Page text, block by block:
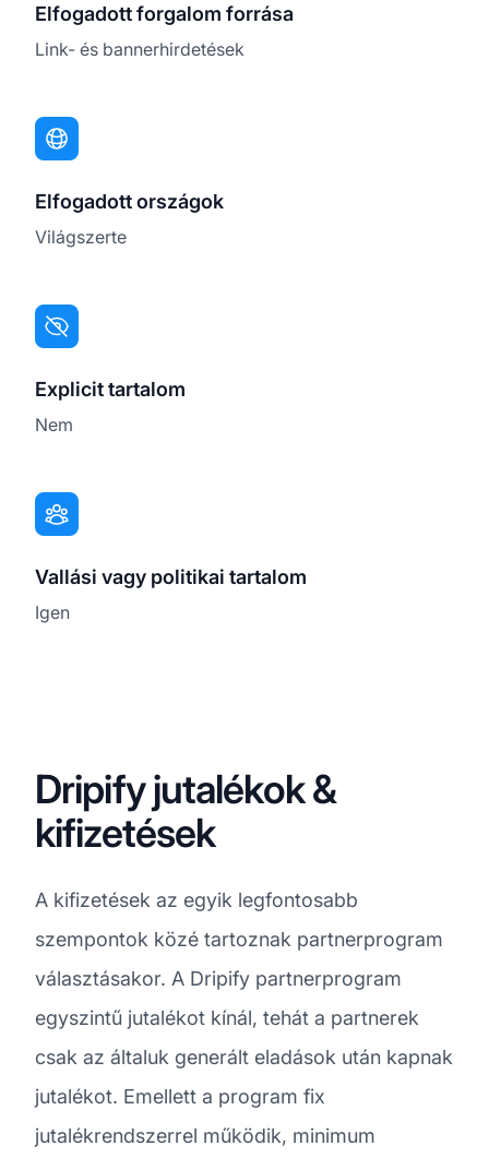
Elfogadott forgalom forrása
Link- és bannerhirdetések
Elfogadott országok
Világszerte
Explicit tartalom
Nem
Vallási vagy politikai tartalom
Igen
Dripify jutalékok &
kifizetések
A kifizetések az egyik legfontosabb
szempontok közé tartoznak partnerprogram
választásakor. A Dripify partnerprogram
egyszintű jutalékot kínál, tehát a partnerek
csak az általuk generált eladások után kapnak
jutalékot. Emellett a program fix
jutalékrendszerrel működik, minimum